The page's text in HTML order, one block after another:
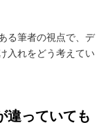
る筆者の視点で、デ
入れをどう考えてい
違っていても